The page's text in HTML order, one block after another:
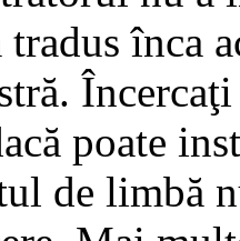
înca
poate
de limbă